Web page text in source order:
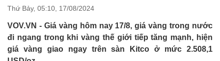
Thứ Bảy, 05:10, 17/08/2024
VOV.VN - Giá vàng hôm nay 17/8, giá vàng trong nước
đi ngang trong khi vàng thế giới tiếp tăng mạnh, hiện
giá vàng giao ngay trên sàn Kitco ở mức 2.508,1